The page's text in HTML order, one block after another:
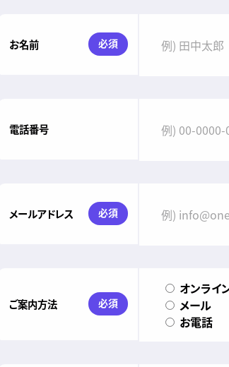
お名前 必須
電話番号
メールアドレス 必須
ご案内方法 必須
オンラ
メール
お電話